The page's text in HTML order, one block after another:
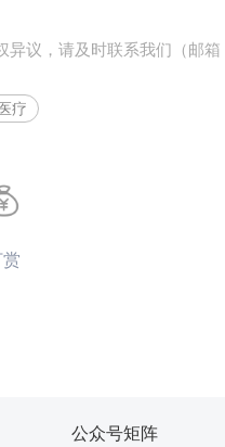
异议，请及时联系我们（邮箱
疗
公众号矩阵